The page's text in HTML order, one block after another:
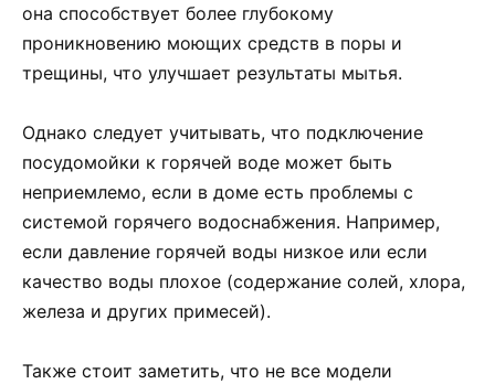
она способствует более глубокому
проникновению моющих средств в поры и
трещины, что улучшает результаты мытья.
Однако следует учитывать, что подключение
посудомойки к горячей воде может быть
неприемлемо, если в доме есть проблемы с
системой горячего водоснабжения. Например,
если давление горячей воды низкое или если
качество воды плохое (содержание солей, хлора,
железа и других примесей).
Также стоит заметить, что не все модели